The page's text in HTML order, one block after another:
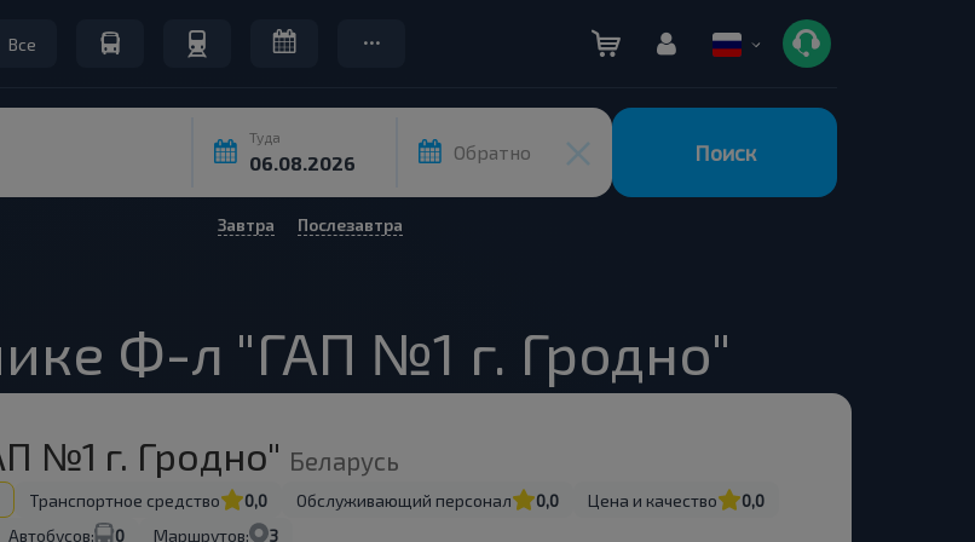
Все
Туда
Обратно Поиск
Завтра Послезавтра
Ф-л "ГАП №1 г. Гродно"
№1 г. Гродно" Беларусь
Транспортное средство 0,0 Обслуживающий персонал 0,0 Цена и качество
0,0
Автобусов: 0 Маршрутов: 3